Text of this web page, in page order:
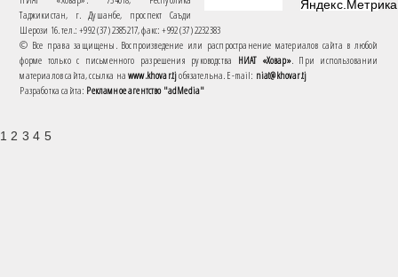
Таджикистан, г. Душанбе, проспект Саъди
Шерози 16. тел.: +992 (37) 2385217, факс: +992 (37) 2232383
© Все права защищены. Воспроизведение или распространение материалов сайта в любой
форме только с письменного разрешения руководства НИАТ «Ховар». При использовании
материалов сайта, ссылка наwww.khovar.tjобязательна. E-mail: niat@khovar.tj
Разработка сайта: Рекламное агентство "adMedia"
1 2 3 4 5